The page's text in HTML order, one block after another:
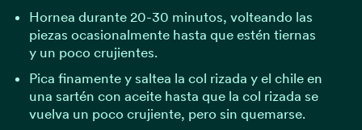
Hornea durante 20-30 minutos, volteando las
piezas ocasionalmente hasta que estén tiernas
y un poco crujientes.
Pica finamente y saltea la col rizada y el chile en
una sartén con aceite hasta que la col rizada se
vuelva un poco crujiente, pero sin quemarse.